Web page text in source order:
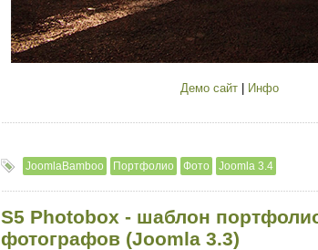
Демо сайт| Инфо
JoomlaBamboo Портфолио Фото Joomla 3.4
S5 Photobox - шаблон
фотографов (Joomla 3.3)